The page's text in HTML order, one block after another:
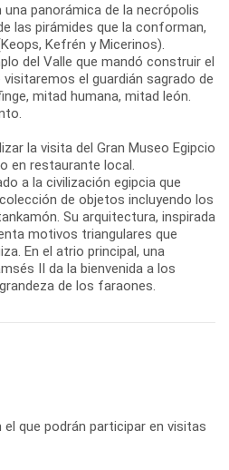
panorámica de la necrópolis
las pirámides que la conforman,
Kefrén y Micerinos).
del Valle que mandó construir el
el guardián sagrado de
mitad humana, mitad león.
la visita del Gran Museo Egipcio
en restaurante local.
a la civilización egipcia que
de objetos incluyendo los
Su arquitectura, inspirada
motivos triangulares que
En el atrio principal, una
II da la bienvenida a los
de los faraones.
que podrán participar en visitas